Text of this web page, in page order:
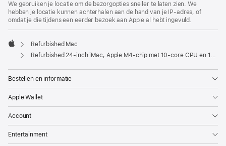
We gebruiken je locatie om de bezorgopties sneller te laten zien. We
hebben je locatie kunnen achterhalen aan de hand van je IP-adres, of
omdat je die tijdens een eerder bezoek aan Apple al hebt ingevuld.
Apple
Refurbished Mac
Refurbished 24‑inch iMac, Apple M4-chip met 10‑core CPU en 10‑core GPU, Gigabit Ethernet, glas met nanotextuur - Blauw
Bestellen en informatie
Apple Wallet
Account
Entertainment